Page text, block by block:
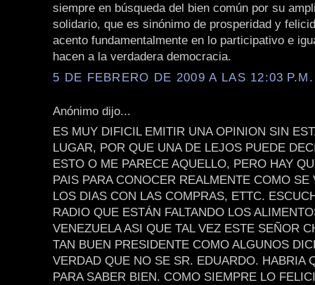
siempre en búsqueda del bien común por su
solidario, que es sinónimo de prosperidad y
acento fundamentalmente en lo participativo e
hacen a la verdadera democracia.
5 DE FEBRERO DE 2009 A LAS 12:03 P.M.
Anónimo dijo...
ES MUY DIFICIL EMITIR UNA OPINION SIN
LUGAR, POR QUE UNA DE LEJOS PUEDE
ESTO O ME PARECE AQUELLO, PERO HAY
PAIS PARA CONOCER REALMENTE COMO SE
LOS DIAS CON LAS COMPRAS, ETTC.
RADIO QUE ESTÁN FALTANDO LOS
VENEZUELA ASI QUE TAL VEZ ESTE SEÑOR
TAN BUEN PRESIDENTE COMO ALGUNOS
VERDAD QUE NO SE SR. EDUARDO. HABRIA
PARA SABER BIEN. COMO SIEMPRE LO